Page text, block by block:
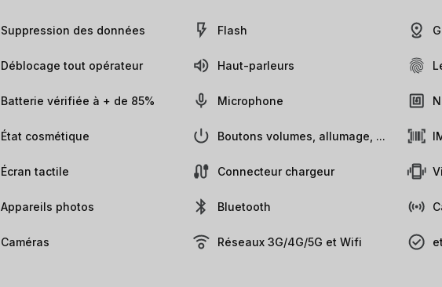
Suppression des données
Déblocage tout opérateur
Batterie vérifiée à + de 85%
État cosmétique
Écran tactile
Appareils photos
Caméras
Flash
Haut-parleurs
Microphone
Boutons volumes, allumage, ...
Connecteur chargeur
Bluetooth
Réseaux 3G/4G/5G et Wifi